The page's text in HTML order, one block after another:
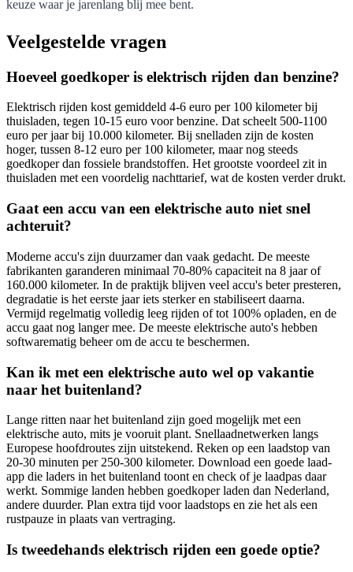
keuze waar je jarenlang blij mee bent.
Veelgestelde vragen
Hoeveel goedkoper is elektrisch rijden dan benzine?
Elektrisch rijden kost gemiddeld 4-6 euro per 100 kilometer bij
thuisladen, tegen 10-15 euro voor benzine. Dat scheelt 500-1100
euro per jaar bij 10.000 kilometer. Bij snelladen zijn de kosten
hoger, tussen 8-12 euro per 100 kilometer, maar nog steeds
goedkoper dan fossiele brandstoffen. Het grootste voordeel zit in
thuisladen met een voordelig nachttarief, wat de kosten verder drukt.
Gaat een accu van een elektrische auto niet snel
achteruit?
Moderne accu's zijn duurzamer dan vaak gedacht. De meeste
fabrikanten garanderen minimaal 70-80% capaciteit na 8 jaar of
160.000 kilometer. In de praktijk blijven veel accu's beter presteren,
degradatie is het eerste jaar iets sterker en stabiliseert daarna.
Vermijd regelmatig volledig leeg rijden of tot 100% opladen, en de
accu gaat nog langer mee. De meeste elektrische auto's hebben
softwarematig beheer om de accu te beschermen.
Kan ik met een elektrische auto wel op vakantie
naar het buitenland?
Lange ritten naar het buitenland zijn goed mogelijk met een
elektrische auto, mits je vooruit plant. Snellaadnetwerken langs
Europese hoofdroutes zijn uitstekend. Reken op een laadstop van
20-30 minuten per 250-300 kilometer. Download een goede laad-
app die laders in het buitenland toont en check of je laadpas daar
werkt. Sommige landen hebben goedkoper laden dan Nederland,
andere duurder. Plan extra tijd voor laadstops en zie het als een
rustpauze in plaats van vertraging.
Is tweedehands elektrisch rijden een goede optie?